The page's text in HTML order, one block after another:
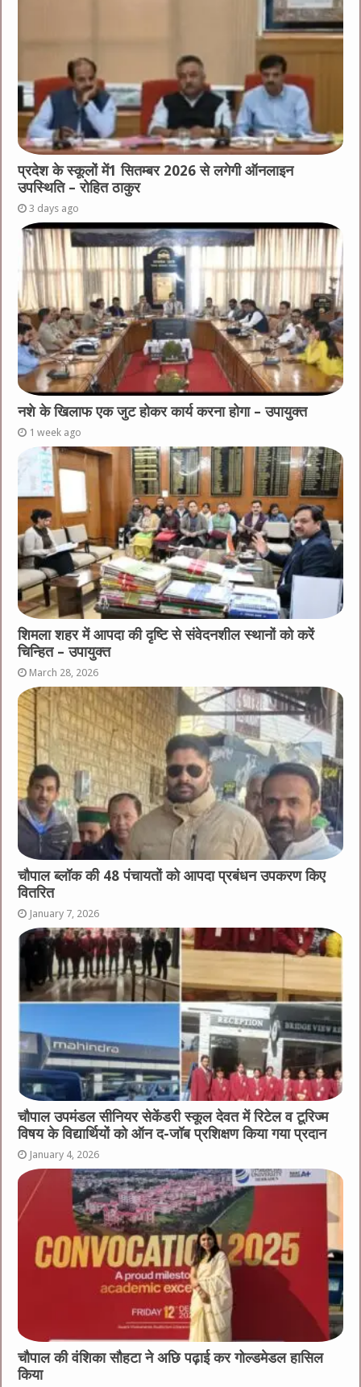
प्रदेश के स्कूलों में1 सितम्बर 2026 से लगेगी ऑनलाइन
उपस्थिति – रोहित ठाकुर
3 days ago
नशे के खिलाफ एक जुट होकर कार्य करना होगा – उपायुक्त
1 week ago
शिमला शहर में आपदा की दृष्टि से संवेदनशील स्थानों को करें
चिन्हित – उपायुक्त
March 28, 2026
चौपाल ब्लॉक की 48 पंचायतों को आपदा प्रबंधन उपकरण किए
वितरित
January 7, 2026
चौपाल उपमंडल सीनियर सेकेंडरी स्कूल देवत में रिटेल व टूरिज्म
विषय के विद्यार्थियों को ऑन द-जॉब प्रशिक्षण किया गया प्रदान
January 4, 2026
चौपाल की वंशिका सौहटा ने अछि पढ़ाई कर गोल्डमेडल हासिल
किया